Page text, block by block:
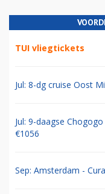
TUI vliegtickets
Jul: 8-dg cruise Oost
Jul: 9-daagse
€1056
Sep: Amsterdam -